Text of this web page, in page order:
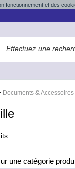
fonctionnement et des
Documents & Accessoires
une catégorie